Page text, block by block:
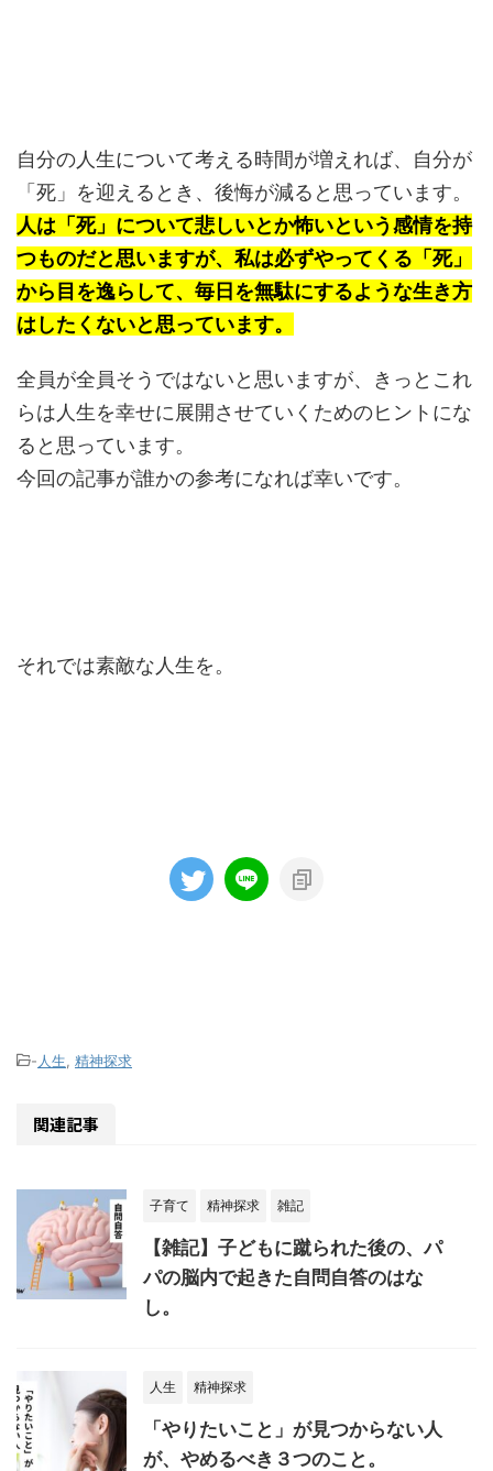
自分の人生について考える時間が増えれば、自分が
「死」を迎えるとき、後悔が減ると思っています。
人は「死」について悲しいとか怖いという感情を持
つものだと思いますが、私は必ずやってくる「死」
から目を逸らして、毎日を無駄にするような生き方
はしたくないと思っています。
全員が全員そうではないと思いますが、きっとこれ
らは人生を幸せに展開させていくためのヒントにな
ると思っています。
今回の記事が誰かの参考になれば幸いです。
それでは素敵な人生を。
- 人生 精神探求
関連記事
子育て 精神探求 雑記
【雑記】子どもに蹴られた後の、パ
パの脳内で起きた自問自答のはな
し。
人生 精神探求
「やりたいこと」が見つからない人
が、やめるべき３つのこと。